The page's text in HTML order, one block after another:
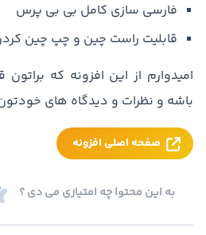
فارسی سازی کامل بی بی پرس
قابلیت راست چین و چپ چین
امیدوارم از این افزونه که
باشه و نظرات و دیدگاه های خودتون
صفحه اصلی افزونه
به این محتوا چه امتیازی می دی ؟